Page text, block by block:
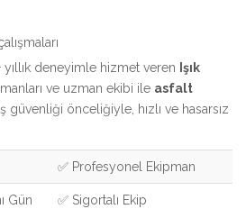
deneyimle hizmet veren Işık
ve uzman ekibi ile asfalt
güvenliği önceliğiyle, hızlı ve hasarsız
✅ Profesyonel Ekipman
Gün
✅ Sigortalı Ekip